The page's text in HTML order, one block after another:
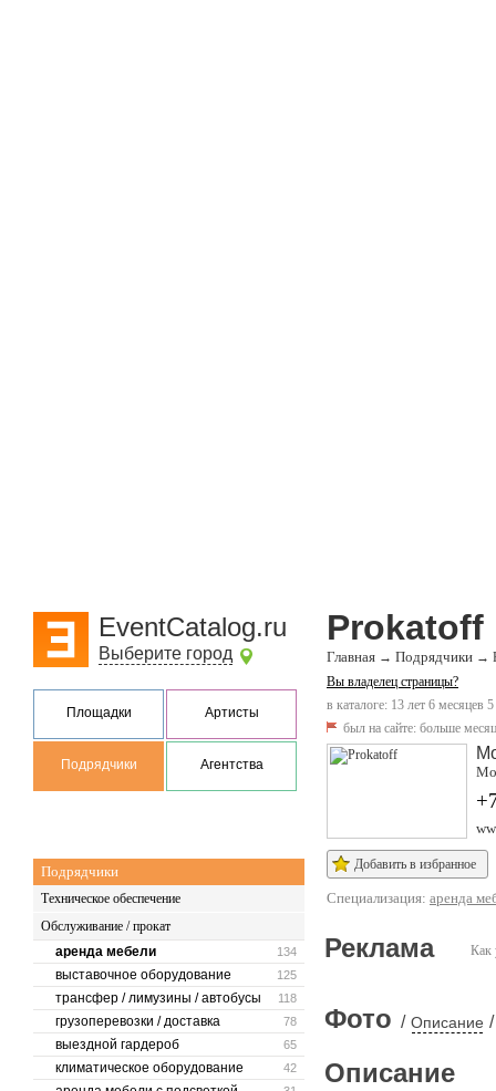
EventCatalog.ru
Выберите город
Площадки Артисты
Подрядчики Агентства
Подрядчики
Техническое обеспечение
Обслуживание / прокат
134
аренда мебели
125
выставочное оборудование
118
трансфер / лимузины / автобусы
78
грузоперевозки / доставка
65
выездной гардероб
42
климатическое оборудование
Prokatoff
Главная → Подрядчики →
Вы владелец страницы?
в каталоге: 13 лет 6 месяцев
был на сайте: больше
Добавить в избранное
Специализация: аренда
Как
Реклама
Фото / Описание /
Описание